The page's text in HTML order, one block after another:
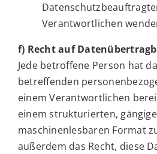
Verantwortlichen
f) Recht auf
Jede betroffene Person hat
betreffenden
einem Verantwortlichen
einem strukturierten,
maschinenlesbaren Format
außerdem das Recht, diese